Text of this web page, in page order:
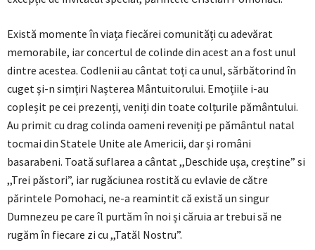
Există momente în viața fiecărei comunități cu adevărat
memorabile, iar concertul de colinde din acest an a fost unul
dintre acestea. Codlenii au cântat toți ca unul, sărbătorind în
cuget și-n simțiri Nașterea Mântuitorului. Emoțiile i-au
copleșit pe cei prezenți, veniți din toate colțurile pământului.
Au primit cu drag colinda oameni reveniți pe pământul natal
tocmai din Statele Unite ale Americii, dar și români
basarabeni. Toată suflarea a cântat ,,Deschide ușa, creștine” si
,,Trei păstori”, iar rugăciunea rostită cu evlavie de către
părintele Pomohaci, ne-a reamintit că există un singur
Dumnezeu pe care îl purtăm în noi și căruia ar trebui să ne
rugăm în fiecare zi cu ,,Tatăl Nostru”.